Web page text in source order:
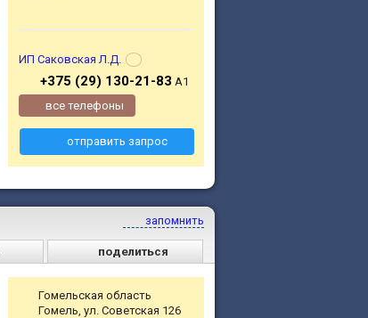
ИП Саковская Л.Д.
+375 (29) 130-21-83 А1
все телефоны
отправить запрос
запомнить
поделиться
Гомельская область
Гомель, ул. Советская 126